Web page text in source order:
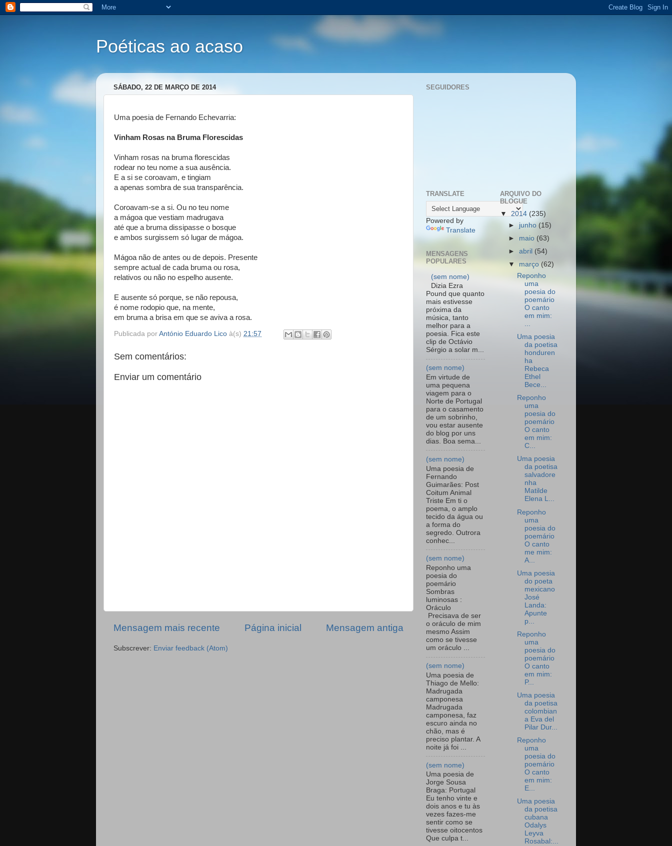
Poéticas ao acaso
SÁBADO, 22 DE MARÇO DE 2014
Uma poesia de Fernando Echevarria:
Vinham Rosas na Bruma Florescidas
Vinham rosas na bruma florescidas
rodear no teu nome a sua ausência.
E a si se coroavam, e tingiam
a apenas sombra de sua transparência.
Coroavam-se a si. Ou no teu nome
a mágoa que vestiam madrugava
até que a bruma dissipasse o bosque
e ambos surgissem só lugar de mágoa.
Mágoa não de antes ou de depois. Presente
sempre actual de cada bruma ou rosa,
relativos ou não no espelho ausente.
E ausente só porque, se não repousa,
é nome rodopio que, na mente,
em bruma a brisa em que se aviva a rosa.
Publicada por António Eduardo Lico à(s) 21:57
Sem comentários:
Enviar um comentário
Mensagem mais recente Mensagem antiga
Página inicial
Subscrever: Enviar feedback (Atom)
SEGUIDORES
TRANSLATE
Powered by
Translate
MENSAGENS
POPULARES
(sem nome)
Dizia Ezra
Pound que quanto
mais estivesse
próxima da
música, tanto
melhor para a
poesia. Fica este
clip de Octávio
Sérgio a solar m...
(sem nome)
Em virtude de
uma pequena
viagem para o
Norte de Portugal
para o casamento
de um sobrinho,
vou estar ausente
do blog por uns
dias. Boa sema...
(sem nome)
Uma poesia de
Fernando
Guimarães: Post
Coitum Animal
Triste Em ti o
poema, o amplo
tecido da água ou
a forma do
segredo. Outrora
conhec...
(sem nome)
Reponho uma
poesia do
poemário
Sombras
luminosas :
Oráculo
Precisava de ser
o oráculo de mim
mesmo Assim
como se tivesse
um oráculo ...
(sem nome)
Uma poesia de
Thiago de Mello:
Madrugada
camponesa
Madrugada
camponesa, faz
escuro ainda no
chão, mas é
preciso plantar. A
noite já foi ...
(sem nome)
Uma poesia de
Jorge Sousa
Braga: Portugal
Eu tenho vinte e
dois anos e tu às
vezes fazes-me
sentir como se
tivesse oitocentos
Que culpa t...
ARQUIVO DO
BLOGUE
▼ 2014 (235)
► junho(15)
► maio (63)
►abril (54)
▼ março (62)
Reponho
uma
poesia do
poemário
O canto
em mim:
...
Uma poesia
da poetisa
honduren
ha
Rebeca
Ethel
Bece...
Reponho
uma
poesia do
poemário
O canto
em mim:
C...
Uma poesia
da poetisa
salvadore
nha
Matilde
Elena L...
Reponho
uma
poesia do
poemário
O canto
me mim:
A...
Uma poesia
do poeta
mexicano
José
Landa:
Apunte
p...
Reponho
uma
poesia do
poemário
O canto
em mim:
P...
Uma poesia
da poetisa
colombian
a Eva del
Pilar Dur...
Reponho
uma
poesia do
poemário
O canto
em mim:
E...
Uma poesia
da poetisa
cubana
Odalys
Leyva
Rosabal:...